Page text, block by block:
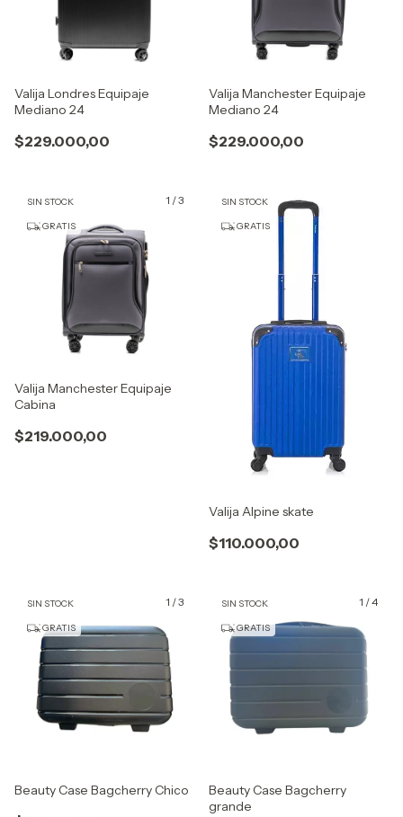
Valija Londres Equipaje
Mediano 24
$229.000,00
Valija Manchester Equipaje
Mediano 24
$229.000,00
1 /3
SIN STOCK
GRATIS
Valija Manchester Equipaje
Cabina
$219.000,00
SIN STOCK
GRATIS
Valija Alpine skate
$110.000,00
1 /3
SIN STOCK
GRATIS
Beauty Case Bagcherry Chico
1 /4
SIN STOCK
GRATIS
Beauty Case Bagcherry
grande